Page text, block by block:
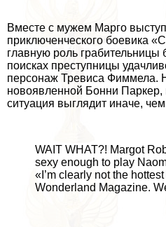
Вместе с мужем Марго
приключенческого боевика
главную роль грабительницы
поисках преступницы
персонаж Тревиса Фиммела.
новоявленной Бонни
ситуация выглядит иначе,
WAIT WHAT?! Margot
sехy enough to play
«I’m clearly not the
Wonderland Magazine.